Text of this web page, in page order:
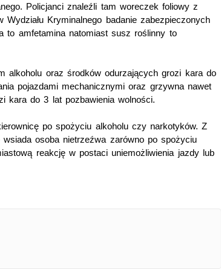
Policjanci znaleźli tam woreczek foliowy z
Kryminalnego badanie zabezpieczonych
to amfetamina natomiast susz roślinny to
alkoholu oraz środków odurzających grozi kara do
pojazdami mechanicznymi oraz grzywna nawet
kara do 3 lat pozbawienia wolności.
po spożyciu alkoholu czy narkotyków. Z
osoba nietrzeźwa zarówno po spożyciu
reakcję w postaci uniemożliwienia jazdy lub